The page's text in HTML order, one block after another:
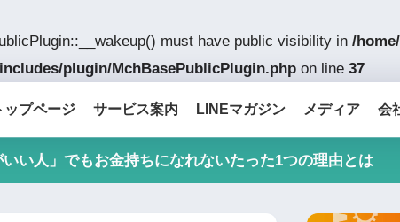
must have public visibility in /
plugin/MchBasePublicPlugin.php on line 37
ップページ サービス案内 LINEマガジン メディア 会
い人」でもお金持ちになれないたった1つの理由とは